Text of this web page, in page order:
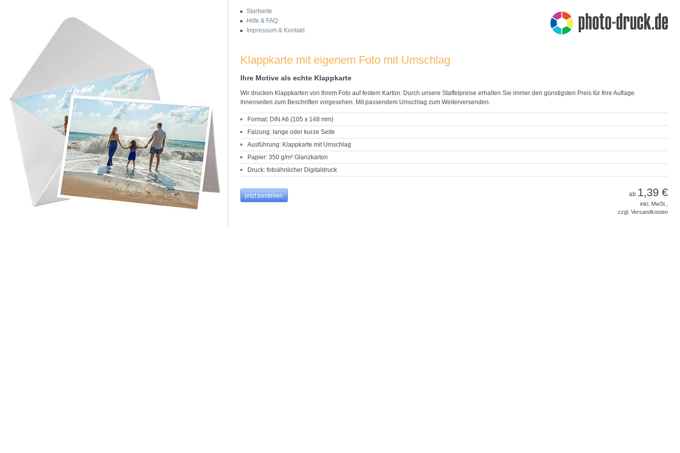
Startseite
Hilfe & FAQ
Impressum & Kontakt
Klappkarte mit eigenem Foto mit Umschlag
Ihre Motive als echte Klappkarte
Wir drucken Klappkarten von Ihrem Foto auf festem Karton. Durch unsere Staffelpreise erhalten Sie immer den günstigsten Preis für Ihre Auflage.
Innenseiten zum Beschriften vorgesehen. Mit passendem Umschlag zum Weiterversenden.
Format: DIN A6 (105 x 148 mm)
Falzung: lange oder kurze Seite
Ausführung: Klappkarte mit Umschlag
Papier: 350 g/m² Glanzkarton
Druck: fotoähnlicher Digitaldruck
jetzt bestellen ab 1,39 €
inkl. MwSt.,
zzgl. Versandkosten